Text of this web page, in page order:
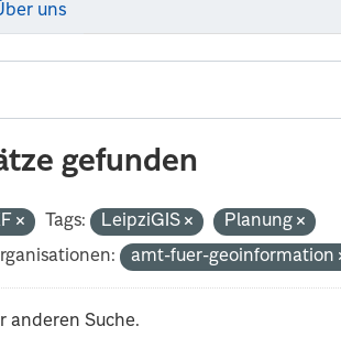
uns
gefunden
Tags: LeipziGIS
Planung
amt-fuer-geoinformation
anderen Suche.